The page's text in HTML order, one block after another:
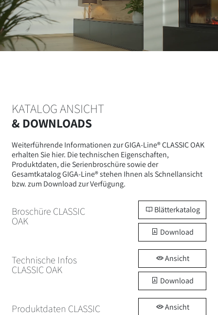
KATALOG ANSICHT
& DOWNLOADS
Weiterführende Informationen zur GIGA-Line® CLASSIC OAK
erhalten Sie hier. Die technischen Eigenschaften,
Produktdaten, die Serienbroschüre sowie der
Gesamtkatalog GIGA-Line® stehen Ihnen als Schnellansicht
bzw. zum Download zur Verfügung.
Broschüre CLASSIC
OAK
Blätterkatalog
Download
Technische Infos
CLASSIC OAK
Ansicht
Download
Produktdaten CLASSIC Ansicht